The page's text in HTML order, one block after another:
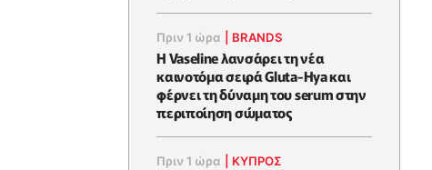
Πριν 1 ώρα BRANDS
Η Vaseline λανσάρει τη νέα
καινοτόμα σειρά Gluta-Hya και
φέρνει τη δύναμη του serum στην
περιποίηση σώματος
Πριν 1 ώρα ΚΥΠΡΟΣ